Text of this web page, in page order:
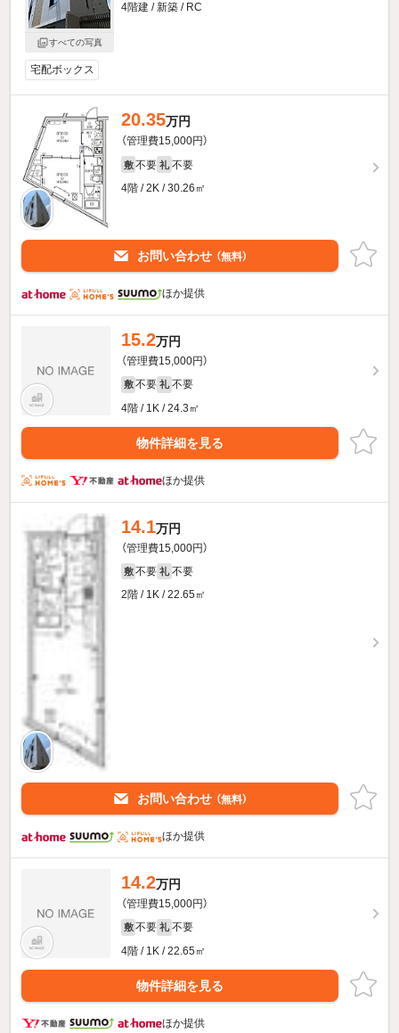
すべての写真
4階建 / 新築 / RC
宅配ボックス
20.35万円
（管理費15,000円）
敷 不要 礼 不要
4階 / 2K / 30.26㎡
お問い合わせ （無料）
ほか提供
15.2万円
（管理費15,000円）
敷 不要 礼 不要
4階 / 1K / 24.3㎡
物件詳細を見る
ほか提供
14.1万円
（管理費15,000円）
敷 不要 礼 不要
2階 / 1K / 22.65㎡
お問い合わせ （無料）
ほか提供
14.2万円
（管理費15,000円）
敷 不要 礼 不要
4階 / 1K / 22.65㎡
物件詳細を見る
ほか提供